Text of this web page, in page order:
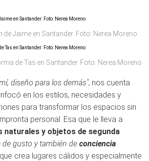
de Jaime en Santander. Foto: Nerea Moreno
de Tas en Santander. Foto: Nerea Moreno
diseño para los demás", nos cuenta
en los estilos, necesidades y
para transformar los espacios sin
personal. Esa que le lleva a
naturales y objetos de segunda
de gusto y también de conciencia
crea lugares cálidos y especialmente